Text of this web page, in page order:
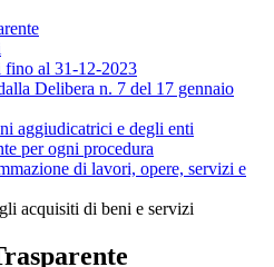
fino al 31-12-2023
Delibera n. 7 del 17 gennaio
aggiudicatrici e degli enti
per ogni procedura
di lavori, opere, servizi e
acquisiti di beni e servizi